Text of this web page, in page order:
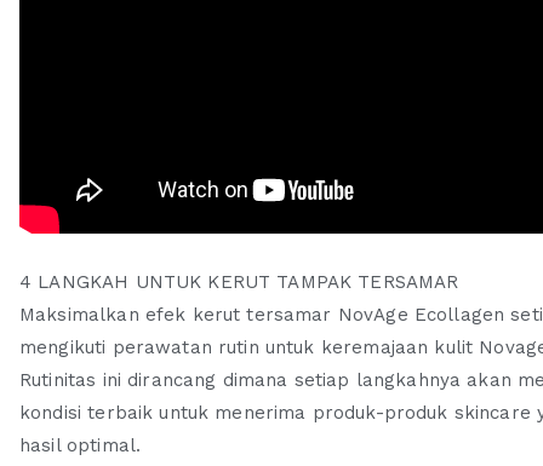
4 LANGKAH UNTUK KERUT TAMPAK TERSAMAR
Maksimalkan efek kerut tersamar NovAge Ecollagen
mengikuti perawatan rutin untuk keremajaan kulit
Rutinitas ini dirancang dimana setiap langkahnya akan
kondisi terbaik untuk menerima produk-produk skincare
hasil optimal.